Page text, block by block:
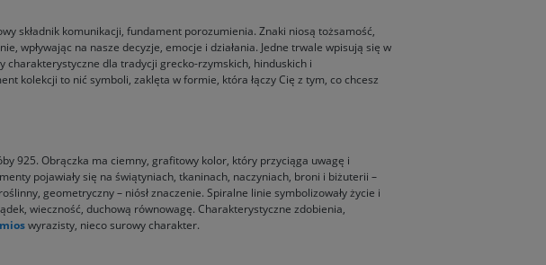
składnik komunikacji, fundament porozumienia. Znaki niosą tożsamość,
wpływając na nasze decyzje, emocje i działania. Jedne trwale wpisują się w
dla tradycji grecko-rzymskich, hinduskich i
kolekcji to nić symboli, zaklęta w formie, która łączy Cię z tym, co chcesz
925. Obrączka ma ciemny, grafitowy kolor, który przyciąga uwagę i
pojawiały się na świątyniach, tkaninach, naczyniach, broni i biżuterii –
geometryczny – niósł znaczenie. Spiralne linie symbolizowały życie i
wieczność, duchową równowagę. Charakterystyczne zdobienia,
wyrazisty, nieco surowy charakter.